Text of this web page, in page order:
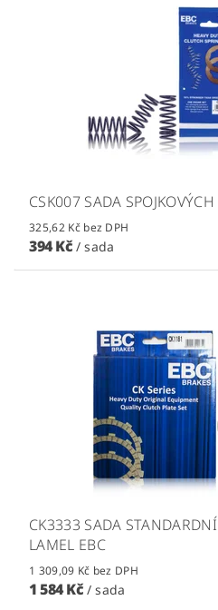
CSK007 SADA
325,62 Kč bez DPH
394 Kč / sada
CK3333 SADA
LAMEL EBC
1 309,09 Kč bez DPH
1 584 Kč / sada